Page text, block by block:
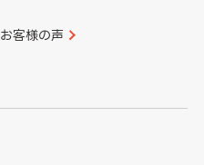
愛媛県
宮崎県
お客様の声